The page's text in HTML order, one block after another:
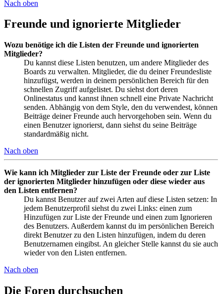
Nach oben
Freunde und ignorierte Mitglieder
Wozu benötige ich die Listen der Freunde und ignorierten
Mitglieder?
Du kannst diese Listen benutzen, um andere Mitglieder des
Boards zu verwalten. Mitglieder, die du deiner Freundesliste
hinzufügst, werden in deinem persönlichen Bereich für den
schnellen Zugriff aufgelistet. Du siehst dort deren
Onlinestatus und kannst ihnen schnell eine Private Nachricht
senden. Abhängig von dem Style, den du verwendest, können
Beiträge deiner Freunde auch hervorgehoben sein. Wenn du
einen Benutzer ignorierst, dann siehst du seine Beiträge
standardmäßig nicht.
Nach oben
Wie kann ich Mitglieder zur Liste der Freunde oder zur Liste
der ignorierten Mitglieder hinzufügen oder diese wieder aus
den Listen entfernen?
Du kannst Benutzer auf zwei Arten auf diese Listen setzen: In
jedem Benutzerprofil siehst du zwei Links: einen zum
Hinzufügen zur Liste der Freunde und einen zum Ignorieren
des Benutzers. Außerdem kannst du im persönlichen Bereich
direkt Benutzer zu den Listen hinzufügen, indem du deren
Benutzernamen eingibst. An gleicher Stelle kannst du sie auch
wieder von den Listen entfernen.
Nach oben
Die Foren durchsuchen